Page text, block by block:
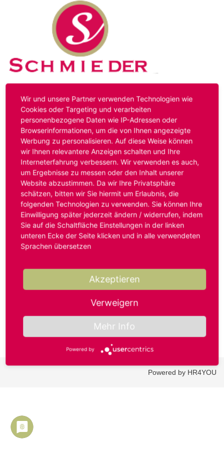
Kontakt Impressum Datenschutz
Hinweis:Das von ihnen aufgerufene Stellenangebot ist
bereits ausgelaufen. Alternative Stellenanzeigen finden
Sie unter:
www.schmieder-personal.de/stellenangebote
Oder Sie bewerben sich
initiativund wir suchen für Sie
passende Stellenangebote.
Anmelden
Benutzername oder E-Mail-Adresse*
Passwort*
Powered by HR4YOU
Wir und unsere Partner verwenden Technologien wie
Cookies oder Targeting und verarbeiten
personenbezogene Daten wie IP-Adressen oder
Browserinformationen, um die von Ihnen angezeigte
Werbung zu personalisieren. Auf diese Weise können
wir Ihnen relevantere Anzeigen schalten und Ihre
Interneterfahrung verbessern. Wir verwenden es auch,
um Ergebnisse zu messen oder den Inhalt unserer
Website abzustimmen. Da wir Ihre Privatsphäre
schätzen, bitten wir Sie hiermit um Erlaubnis, die
folgenden Technologien zu verwenden. Sie können Ihre
Einwilligung später jederzeit ändern / widerrufen, indem
Sie auf die Schaltfläche Einstellungen in der linken
unteren Ecke der Seite klicken und in alle verwendeten
Sprachen übersetzen
Akzeptieren
Verweigern
Mehr Info
Powered by